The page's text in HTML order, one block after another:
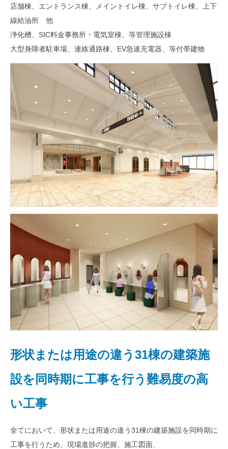
店舗棟、エントランス棟、メイントイレ棟、サブトイレ棟、上下
線給油所 他
浄化槽、SIC料金事務所・電気室棟、等管理施設棟
大型身障者駐車場、連絡通路棟、EV急速充電器、等付帯建物
形状または用途の違う31棟の建築施
設を同時期に工事を行う難易度の高
い工事
全てにおいて、形状または用途の違う31棟の建築施設を同時期に
工事を行うため、現場進捗の把握、施工図面、